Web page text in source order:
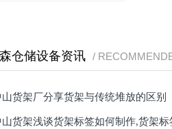
仓储设备资讯 /
山货架厂分享货架与传统堆放的区别
山货架浅谈货架标签如何制作,货架